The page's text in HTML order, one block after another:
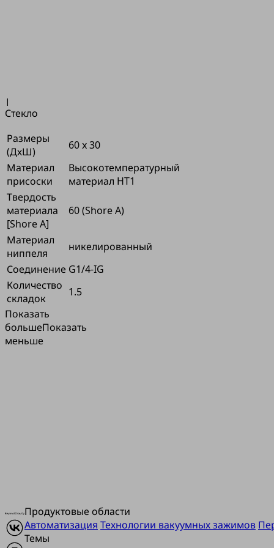
|
Стекло
Размеры
(ДхШ)
60 x 30
Материал
присоски
Высокотемпературный
материал HT1
Твердость
материала
[Shore A]
60 (Shore A)
Материал
ниппеля
никелированный
Соединение G1/4-IG
Количество
складок
1.5
Показать
большеПоказать
меньше
Продуктовые области
Автоматизация Технологии вакуумных зажимов
Темы